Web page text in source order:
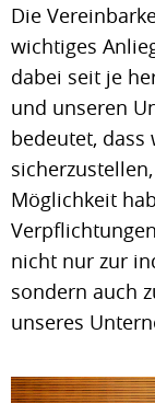
Die
wichtiges
dabei seit je
und unseren
bedeutet,
Möglichkeit
nicht nur zur
sondern auch
unseres